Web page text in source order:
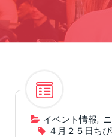
イベント情報,
４月２５日ち